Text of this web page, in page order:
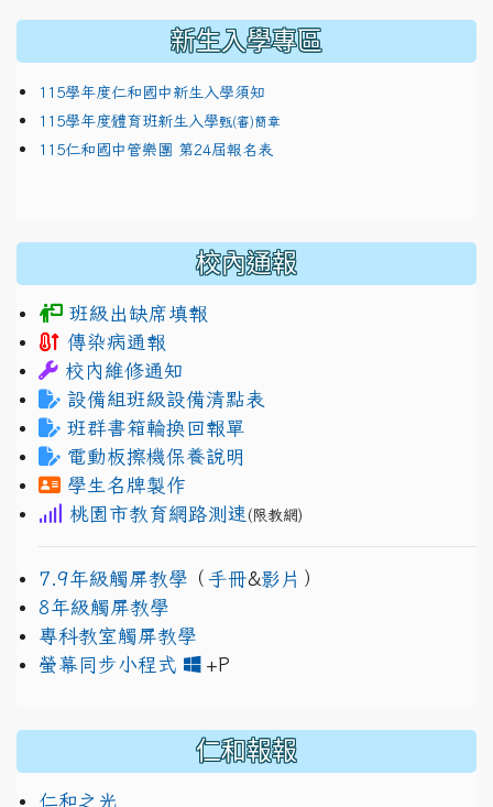
新生入學專區
115學年度仁和國中新生入學須知
115學年度體育班新生入學甄(審)簡章
115仁和國中管樂團 第24屆報名表
校內通報
班級出缺席填報
傳染病通報
校內維修通知
設備組班級設備清點表
班群書箱輪換回報單
電動板擦機保養說明
學生名牌製作
桃園市教育網路測速 (限教網)
7.9年級觸屏教學 （ 手冊&影片 ）
8年級觸屏教學
專科教室觸屏教學
螢幕同步小程式
+P
仁和報報
仁和之光